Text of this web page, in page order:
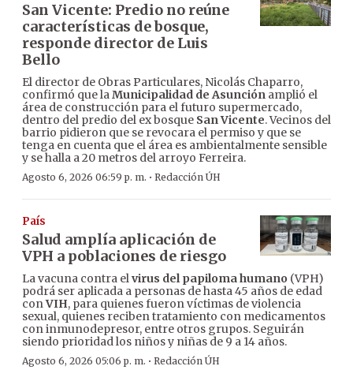
San Vicente: Predio no reúne
características de bosque,
responde director de Luis
Bello
El director de Obras Particulares, Nicolás Chaparro,
confirmó que laMunicipalidad de Asunción amplió el
área de construcción para el futuro supermercado,
dentro del predio del ex bosque San Vicente. Vecinos del
barrio pidieron que se revocara el permiso y que se
tenga en cuenta que el área es ambientalmente sensible
y se halla a 20 metros del arroyo Ferreira.
Agosto 6, 2026 06:59 p. m. · Redacción ÚH
País
Salud amplía aplicación de
VPH a poblaciones de riesgo
La vacuna contra elvirus del papiloma humano (VPH)
podrá ser aplicada a personas de hasta 45 años de edad
conVIH, para quienes fueron víctimas de violencia
sexual, quienes reciben tratamiento con medicamentos
con inmunodepresor, entre otros grupos. Seguirán
siendo prioridad los niños y niñas de 9 a 14 años.
Agosto 6, 2026 05:06 p. m. · Redacción ÚH